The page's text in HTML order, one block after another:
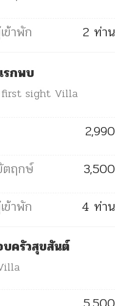
2 ท่าน
รกพบ
sight Villa
2,990
3,500
4 ท่าน
ครัวสุขสันต์